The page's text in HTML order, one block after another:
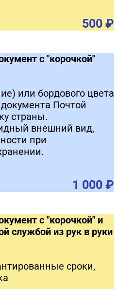
500 ₽
с "корочкой"
или бордового цвета
Почтой
страны.
внешний вид,
при
1 000 ₽
с "корочкой" и
службой из рук в руки
сроки,